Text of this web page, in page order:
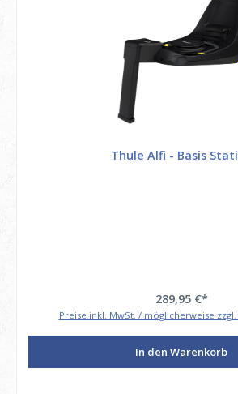
Thule Alfi - Basis
289,95 €*
Preise inkl. MwSt. / möglicherweise
In den Warenkorb